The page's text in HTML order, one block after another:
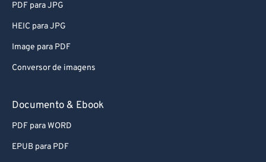
PDF para JPG
HEIC para JPG
Image para PDF
Conversor de imagens
Documento & Ebook
PDF para WORD
EPUB para PDF